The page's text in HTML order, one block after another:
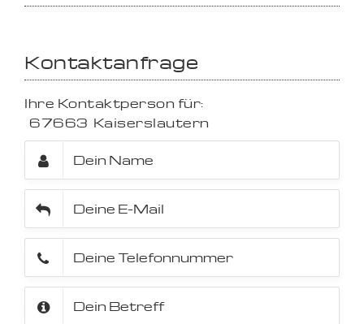
Kontaktanfrage
Ihre Kontaktperson für:
67663 Kaiserslautern